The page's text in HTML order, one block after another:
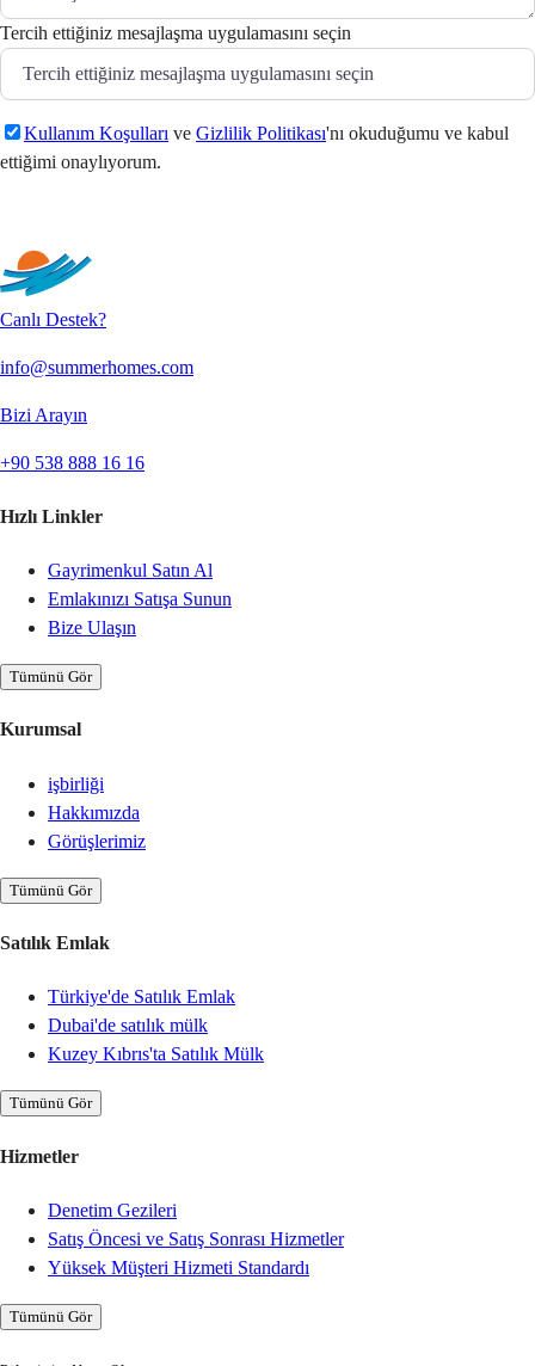
Tercih ettiğiniz mesajlaşma uygulamasını seçin
Kullanım Koşulları ve Gizlilik Politikası'nı okuduğumu ve kabul
ettiğimi onaylıyorum.
Canlı Destek?
info@summerhomes.com
Bizi Arayın
+90 538 888 16 16
Hızlı Linkler
Gayrimenkul Satın Al
Emlakınızı Satışa Sunun
Bize Ulaşın
Tümünü Gör
Kurumsal
işbirliği
Hakkımızda
Görüşlerimiz
Tümünü Gör
Satılık Emlak
Türkiye'de Satılık Emlak
Dubai'de satılık mülk
Kuzey Kıbrıs'ta Satılık Mülk
Tümünü Gör
Hizmetler
Denetim Gezileri
Satış Öncesi ve Satış Sonrası Hizmetler
Yüksek Müşteri Hizmeti Standardı
Tümünü Gör